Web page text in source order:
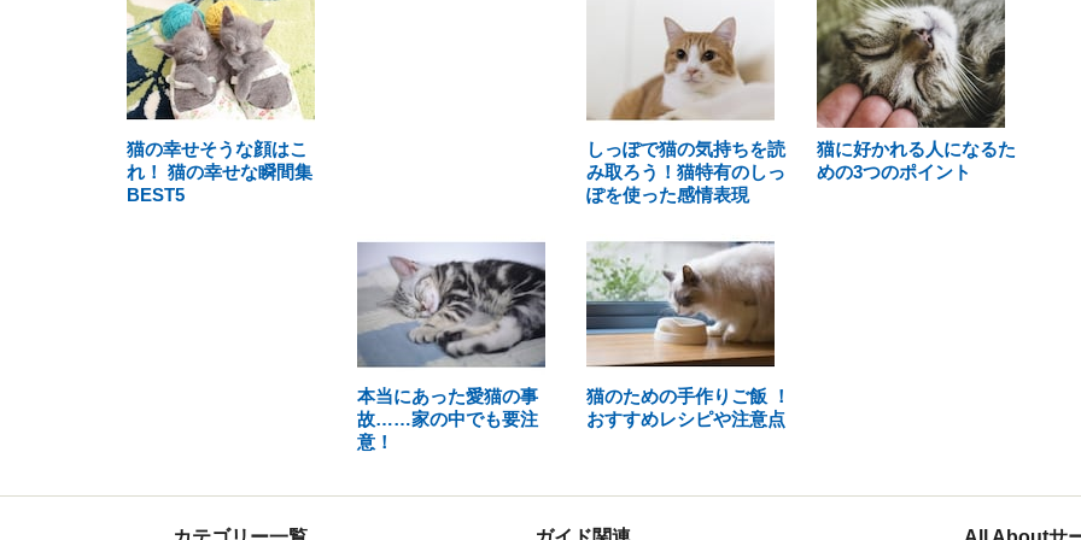
猫の幸せそうな顔はこ
れ！ 猫の幸せな瞬間集
BEST5
しっぽで猫の気持ちを読
み取ろう！猫特有のしっ
ぽを使った感情表現
猫に好かれる人になるた
めの3つのポイント
本当にあった愛猫の事
故……家の中でも要注
意！
猫のための手作りご飯 ！
おすすめレシピや注意点